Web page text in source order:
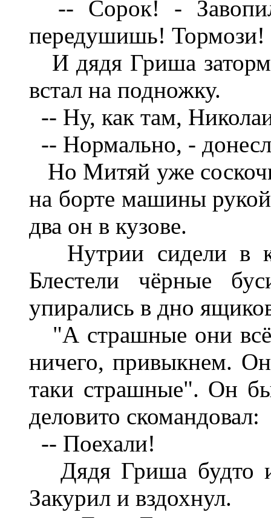
-- Сорок! -
передушишь! Тормози!
И дядя Гриша
встал на подножку.
-- Ну, как там,
-- Нормально, -
Но Митяй уже
на борте машины
два он в кузове.
Нутрии сидели в
Блестели чёрные
упирались в дно
"А страшные они
ничего, привыкнем.
таки страшные". Он
деловито скомандовал:
-- Поехали!
Дядя Гриша будто и
Закурил и вздохнул.